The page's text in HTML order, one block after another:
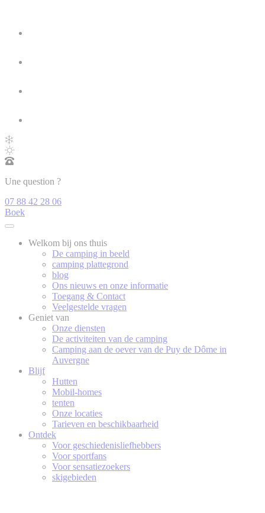
Une question ?
07 88 42 28 06
Boek
Welkom bij ons thuis
De camping in beeld
camping plattegrond
blog
Ons nieuws en onze informatie
Toegang & Contact
Veelgestelde vragen
Geniet van
Onze diensten
De activiteiten van de camping
Camping aan de oever van de Puy de Dôme in
Auvergne
Blijf
Hutten
Mobil-homes
tenten
Onze locaties
Tarieven en beschikbaarheid
Ontdek
Voor geschiedenisliefhebbers
Voor sportfans
Voor sensatiezoekers
skigebieden